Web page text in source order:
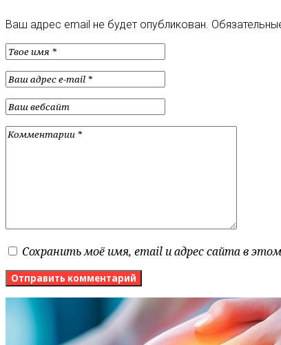
Ваш адрес email не будет опубликован.
Сохранить моё имя, email и адрес сайта в